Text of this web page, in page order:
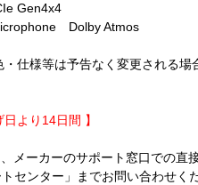
Gen4x4
Dolby Atmos
仕様等は予告なく変更される場
より14日間 】
メーカーのサポート窓口での直
センター」までお問い合わせく